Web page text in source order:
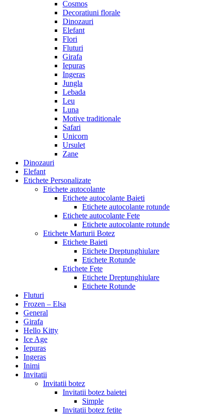
Cosmos
Decoratiuni florale
Dinozauri
Elefant
Flori
Fluturi
Girafa
Iepuras
Ingeras
Jungla
Lebada
Leu
Luna
Motive traditionale
Safari
Unicorn
Ursulet
Zane
Dinozauri
Elefant
Etichete Personalizate
Etichete autocolante
Etichete autocolante Baieti
Etichete autocolante rotunde
Etichete autocolante Fete
Etichete autocolante rotunde
Etichete Marturii Botez
Etichete Baieti
Etichete Dreptunghiulare
Etichete Rotunde
Etichete Fete
Etichete Dreptunghiulare
Etichete Rotunde
Fluturi
Frozen – Elsa
General
Girafa
Hello Kitty
Ice Age
Iepuras
Ingeras
Inimi
Invitatii
Invitatii botez
Invitatii botez baietei
Simple
Invitatii botez fetite